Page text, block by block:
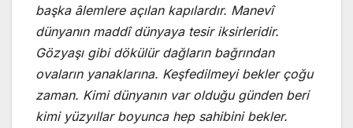
başka âlemlere açılan kapılardır. Manevî
dünyanın maddî dünyaya tesir iksirleridir.
Gözyaşı gibi dökülür dağların bağrından
ovaların yanaklarına. Keşfedilmeyi bekler çoğu
zaman. Kimi dünyanın var olduğu günden beri
kimi yüzyıllar boyunca hep sahibini bekler.